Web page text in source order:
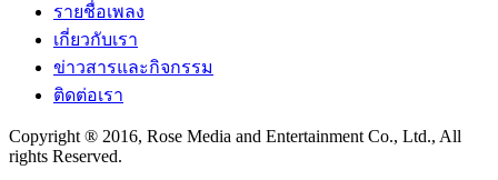
รายชื่อเพลง
เกี่ยวกับเรา
ข่าวสารและกิจกรรม
ติดต่อเรา
Copyright ® 2016, Rose Media and Entertainment Co., Ltd., All
rights Reserved.